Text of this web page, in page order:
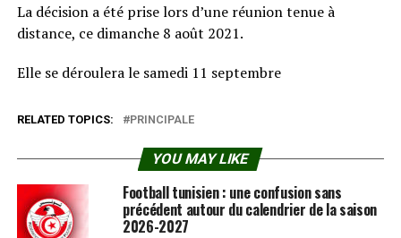
La décision a été prise lors d’une réunion tenue à
distance, ce dimanche 8 août 2021.
Elle se déroulera le samedi 11 septembre
RELATED TOPICS: PRINCIPALE
YOU MAY LIKE
Football tunisien : une confusion sans
précédent autour du calendrier de la saison
2026-2027